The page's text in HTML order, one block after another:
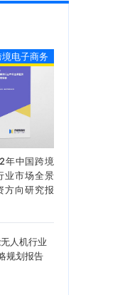
境电子商务
年中国跨境
业市场全景
方向研究报
人机行业
规划报告